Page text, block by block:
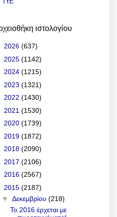
ιστολογίου
2026 (637)
2025 (1142)
2024 (1215)
2023 (1321)
2022 (1430)
2021 (1530)
2020 (1739)
2019 (1872)
2018 (2090)
2017 (2106)
2016 (2567)
2015 (2187)
▼ Δεκεμβρίου (218)
Το 2016 έρχεται με